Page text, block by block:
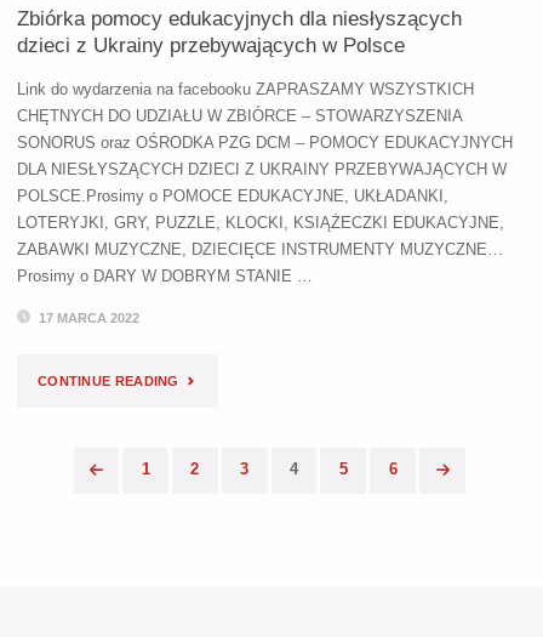
0000101306"
Zbiórka pomocy edukacyjnych dla niesłyszących
dzieci z Ukrainy przebywających w Polsce
Link do wydarzenia na facebooku ZAPRASZAMY WSZYSTKICH
CHĘTNYCH DO UDZIAŁU W ZBIÓRCE – STOWARZYSZENIA
SONORUS oraz OŚRODKA PZG DCM – POMOCY EDUKACYJNYCH
DLA NIESŁYSZĄCYCH DZIECI Z UKRAINY PRZEBYWAJĄCYCH W
POLSCE.Prosimy o POMOCE EDUKACYJNE, UKŁADANKI,
LOTERYJKI, GRY, PUZZLE, KLOCKI, KSIĄŻECZKI EDUKACYJNE,
ZABAWKI MUZYCZNE, DZIECIĘCE INSTRUMENTY MUZYCZNE…
Prosimy o DARY W DOBRYM STANIE …
17 MARCA 2022
CONTINUE READING "ZBIÓRKA
EDUKACYJNYCH
1 2 3 4 5 6